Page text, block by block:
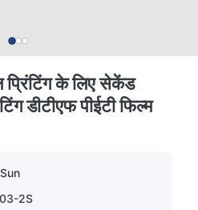
प्रिंटिंग के लिए सेकेंड
डीटीएफ पीईटी फिल्म
2S